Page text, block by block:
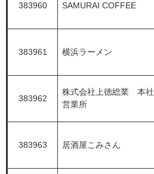
383960 SAMURAI COFFEE
383961 横浜ラーメン
383962
株式会社上徳総業 本社
営業所
383963 居酒屋こみさん